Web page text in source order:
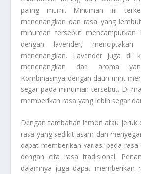
paling murni. Minuman ini
menenangkan dan rasa yang
minuman tersebut mencampurkan
dengan lavender, menciptakan
menenangkan. Lavender juga di
menenangkan dan aroma
Kombinasinya dengan daun mint
segar pada minuman tersebut. Di
memberikan rasa yang lebih segar
Dengan tambahan lemon atau jeruk
rasa yang sedikit asam dan
dapat memberikan variasi pada
dengan cita rasa tradisional.
dalamnya juga dapat memberikan